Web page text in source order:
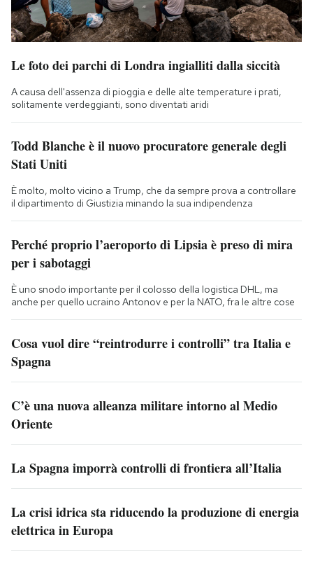
Le foto dei parchi di Londra ingialliti dalla siccità
A causa dell'assenza di pioggia e delle alte temperature i prati,
solitamente verdeggianti, sono diventati aridi
Todd Blanche è il nuovo procuratore generale degli
Stati Uniti
È molto, molto vicino a Trump, che da sempre prova a controllare
il dipartimento di Giustizia minando la sua indipendenza
Perché proprio l’aeroporto di Lipsia è preso di mira
per i sabotaggi
È uno snodo importante per il colosso della logistica DHL, ma
anche per quello ucraino Antonov e per la NATO, fra le altre cose
Cosa vuol dire “reintrodurre i controlli” tra Italia e
Spagna
C’è una nuova alleanza militare intorno al Medio
Oriente
La Spagna imporrà controlli di frontiera all’Italia
La crisi idrica sta riducendo la produzione di energia
elettrica in Europa